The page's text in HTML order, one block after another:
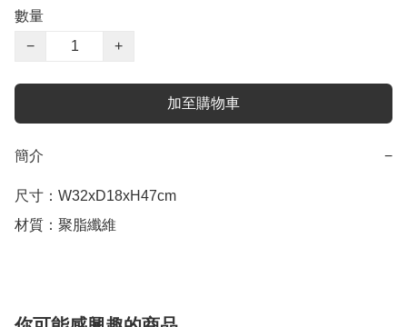
數量
−
+
加至購物車
簡介 −
尺寸：W32xD18xH47cm
材質：聚脂纖維